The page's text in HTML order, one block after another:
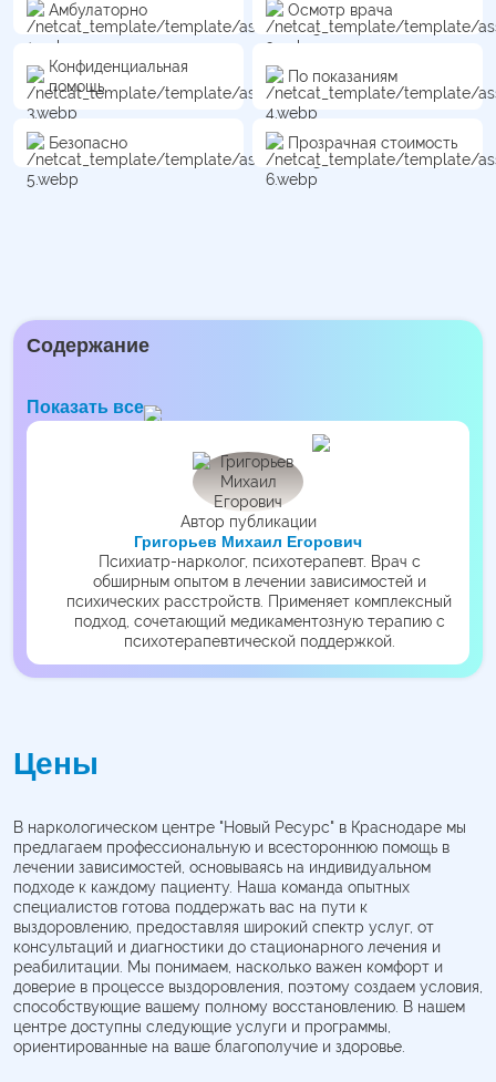
Амбулаторно Осмотр врача
Конфиденциальная
помощь
По показаниям
Безопасно Прозрачная стоимость
Содержание
Показать все
Автор публикации
Григорьев Михаил Егорович
Психиатр-нарколог, психотерапевт. Врач с
обширным опытом в лечении зависимостей и
психических расстройств. Применяет комплексный
подход, сочетающий медикаментозную терапию с
психотерапевтической поддержкой.
Цены
В наркологическом центре "Новый Ресурс" в Краснодаре мы
предлагаем профессиональную и всестороннюю помощь в
лечении зависимостей, основываясь на индивидуальном
подходе к каждому пациенту. Наша команда опытных
специалистов готова поддержать вас на пути к
выздоровлению, предоставляя широкий спектр услуг, от
консультаций и диагностики до стационарного лечения и
реабилитации. Мы понимаем, насколько важен комфорт и
доверие в процессе выздоровления, поэтому создаем условия,
способствующие вашему полному восстановлению. В нашем
центре доступны следующие услуги и программы,
ориентированные на ваше благополучие и здоровье.